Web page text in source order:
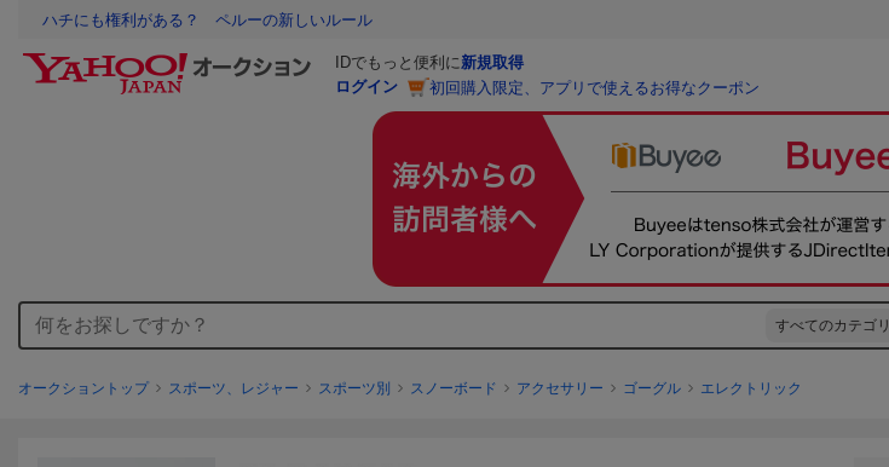
ハチにも権利がある？ ペルーの新しいルール
IDでもっと便利に新規取得
ログイン
初回購入限定、アプリで使えるお得なクーポン
すべてのカテゴリ
オークショントップ スポーツ、レジャー スポーツ別 スノーボード アクセサリー ゴーグル エレクトリック